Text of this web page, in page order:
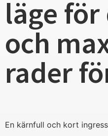
läge
och
rader
En kärnfull och kort